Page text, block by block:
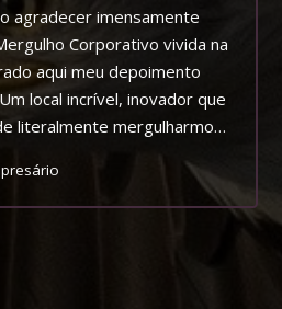
agradecer imensamente
Corporativo vivida na
aqui meu depoimento
local incrível, inovador que
literalmente mergulharmos
percepção de nossos
de forma aguçada, nos
o quão importante é a
que devemos ter com